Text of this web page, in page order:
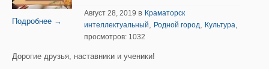
Подробнее →
Август 28, 2019 в Краматорск
интеллектуальный, Родной город, Культура,
просмотров: 1032
Дорогие друзья, наставники и ученики!